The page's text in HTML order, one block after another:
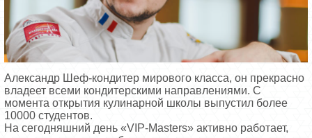
Александр Шеф-кондитер мирового класса, он прекрасно
владеет всеми кондитерскими направлениями. С
момента открытия кулинарной школы выпустил более
10000 студентов.
На сегодняшний день «VIP-Masters» активно работает,